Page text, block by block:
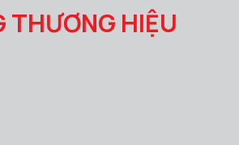
THƯƠNG HIỆU